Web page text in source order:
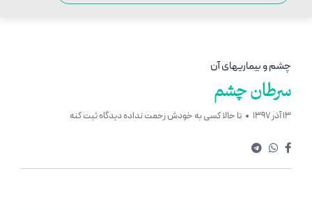
چشم و بیماریهای آن
سرطان چشم
13 آذر 1397 تا حالا کسی به خودش زحمت نداده دیدگاه ثبت کنه